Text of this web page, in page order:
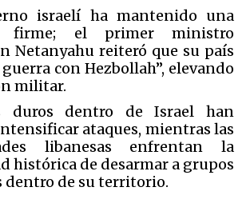
israelí ha mantenido una
firme; el primer ministro
Netanyahu reiteró que su país
guerra con Hezbollah”, elevando
militar.
duros dentro de Israel han
ataques, mientras las
libanesas enfrentan la
histórica de desarmar a grupos
dentro de su territorio.